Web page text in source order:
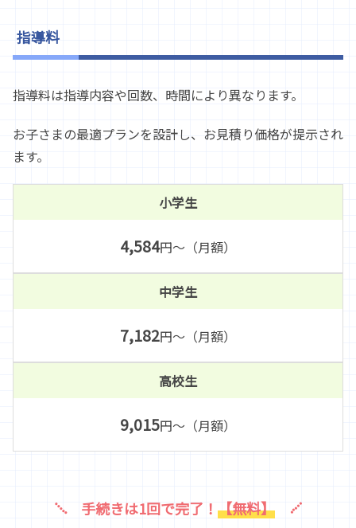
指導料
指導料は指導内容や回数、時間により異なります。
お子さまの最適プランを設計し、お見積り価格が提示され
ます。
小学生
4,584円～（月額）
中学生
7,182円～（月額）
高校生
9,015円～（月額）
手続きは1回で完了！ 【無料】